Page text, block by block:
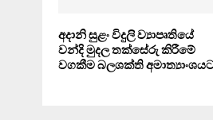
අදානි සුළං විදුලි ව්‍යාපෘතියේ
වන්දි මුදල තක්සේරු කිරීමේ
වගකීම බලශක්ති